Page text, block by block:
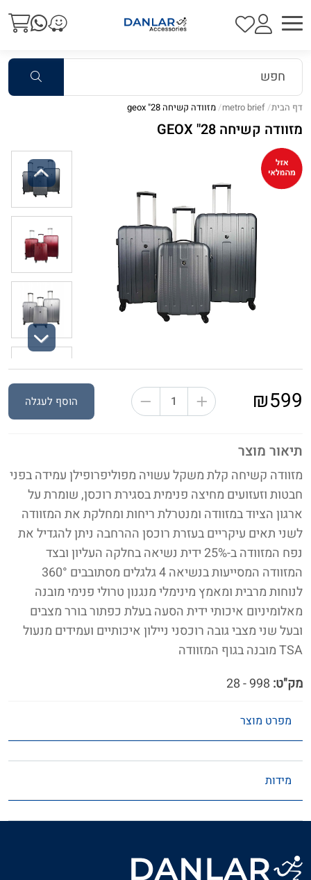
דף הבית metro brief מזוודה קשיחה 28" geox
מזוודה קשיחה 28" GEOX
תיאור מוצר
מזוודה קשיחה קלת משקל עשויה מפוליפרופילן עמידה בפני
חבטות וזעזועים מחיצה פנימית בסגירת רוכסן, שומרת על
ארגון הציוד במזוודה ומנטרלת ריחות ומחלקת את המזוודה
לשני תאים עיקריים בעזרת רוכסן ההרחבה ניתן להגדיל את
נפח המזוודה ב-25% ידית נשיאה בחלקה העליון ובצד
המזוודה המסייעות בנשיאה 4 גלגלים מסתובבים 360°
לנוחות מרבית ומאמץ מינימלי מנגנון טרולי פנימי מובנה
מאלומיניום איכותי ידית הסעה בעלת כפתור בורר מצבים
ובעל שני מצבי גובה רוכסני ניילון איכותיים ועמידים מנעול
TSA מובנה בגוף המזוודה
מק"ט:
₪599 הוסף לעגלה
מפרט מוצר
מידות
Previous
Next